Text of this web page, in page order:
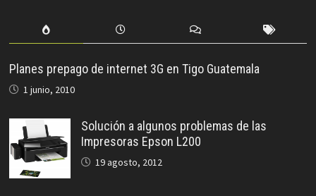
Planes prepago de internet 3G en Tigo Guatemala
1 junio, 2010
Solución a algunos problemas de las
Impresoras Epson L200
19 agosto, 2012